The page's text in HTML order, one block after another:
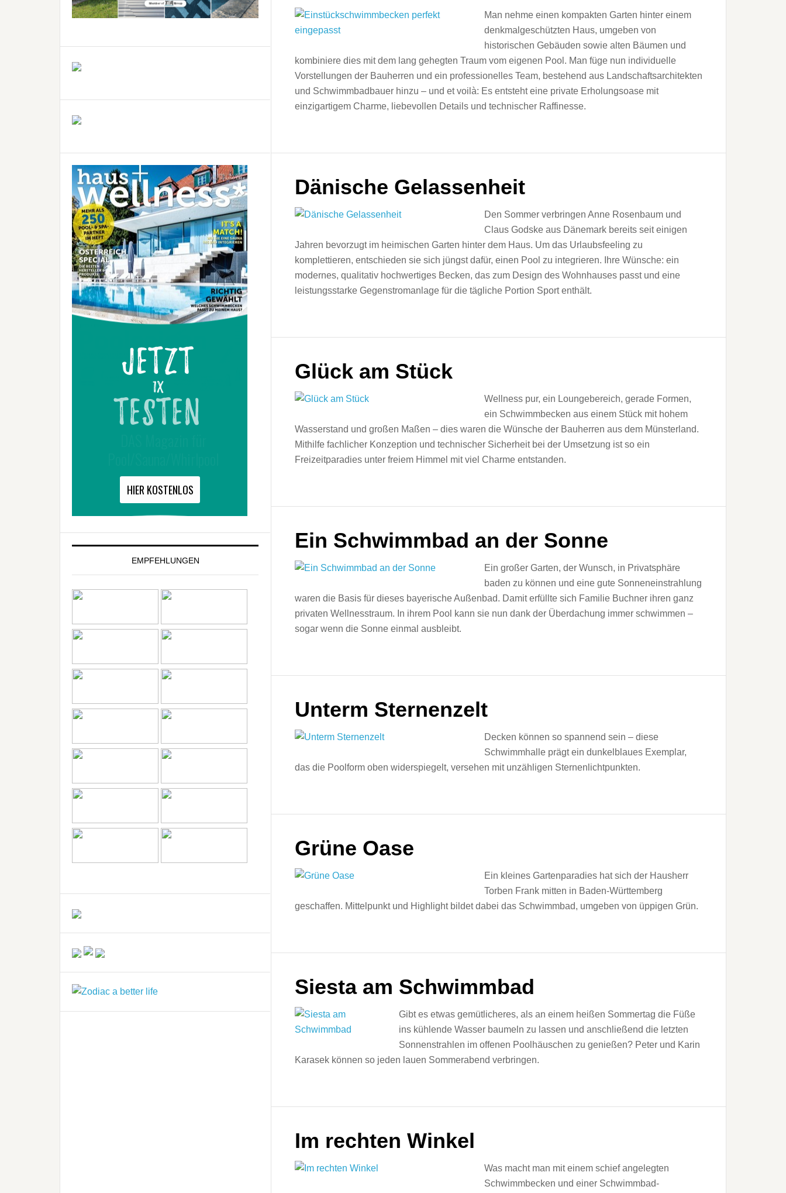
Man nehme einen kompakten Garten hinter einem
denkmalgeschützten Haus, umgeben von
historischen Gebäuden sowie alten Bäumen und
kombiniere dies mit dem lang gehegten Traum vom eigenen Pool. Man füge nun individuelle
Vorstellungen der Bauherren und ein professionelles Team, bestehend aus Landschaftsarchitekten
und Schwimmbadbauer hinzu – und et voilà: Es entsteht eine private Erholungsoase mit
einzigartigem Charme, liebevollen Details und technischer Raffinesse.
Dänische Gelassenheit
Den Sommer verbringen Anne Rosenbaum und
Claus Godske aus Dänemark bereits seit einigen
Jahren bevorzugt im heimischen Garten hinter dem Haus. Um das Urlaubsfeeling zu
komplettieren, entschieden sie sich jüngst dafür, einen Pool zu integrieren. Ihre Wünsche: ein
modernes, qualitativ hochwertiges Becken, das zum Design des Wohnhauses passt und eine
leistungsstarke Gegenstromanlage für die tägliche Portion Sport enthält.
Glück am Stück
Wellness pur, ein Loungebereich, gerade Formen,
ein Schwimmbecken aus einem Stück mit hohem
Wasserstand und großen Maßen – dies waren die Wünsche der Bauherren aus dem Münsterland.
Mithilfe fachlicher Konzeption und technischer Sicherheit bei der Umsetzung ist so ein
Freizeitparadies unter freiem Himmel mit viel Charme entstanden.
Ein Schwimmbad an der Sonne
Ein großer Garten, der Wunsch, in Privatsphäre
baden zu können und eine gute Sonneneinstrahlung
waren die Basis für dieses bayerische Außenbad. Damit erfüllte sich Familie Buchner ihren ganz
privaten Wellnesstraum. In ihrem Pool kann sie nun dank der Überdachung immer schwimmen –
sogar wenn die Sonne einmal ausbleibt.
Unterm Sternenzelt
Decken können so spannend sein – diese
Schwimmhalle prägt ein dunkelblaues Exemplar,
das die Poolform oben widerspiegelt, versehen mit unzähligen Sternenlichtpunkten.
Grüne Oase
Ein kleines Gartenparadies hat sich der Hausherr
Torben Frank mitten in Baden-Württemberg
geschaffen. Mittelpunkt und Highlight bildet dabei das Schwimmbad, umgeben von üppigen Grün.
Siesta am Schwimmbad
Gibt es etwas gemütlicheres, als an einem heißen Sommertag die Füße
ins kühlende Wasser baumeln zu lassen und anschließend die letzten
Sonnenstrahlen im offenen Poolhäuschen zu genießen? Peter und Karin
Karasek können so jeden lauen Sommerabend verbringen.
Im rechten Winkel
Was macht man mit einem schief angelegten
Schwimmbecken und einer Schwimmbad-
EMPFEHLUNGEN